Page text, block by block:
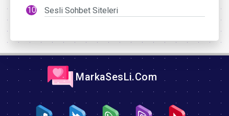
Sesli Sohbet Siteleri
MarkaSesLi.Com